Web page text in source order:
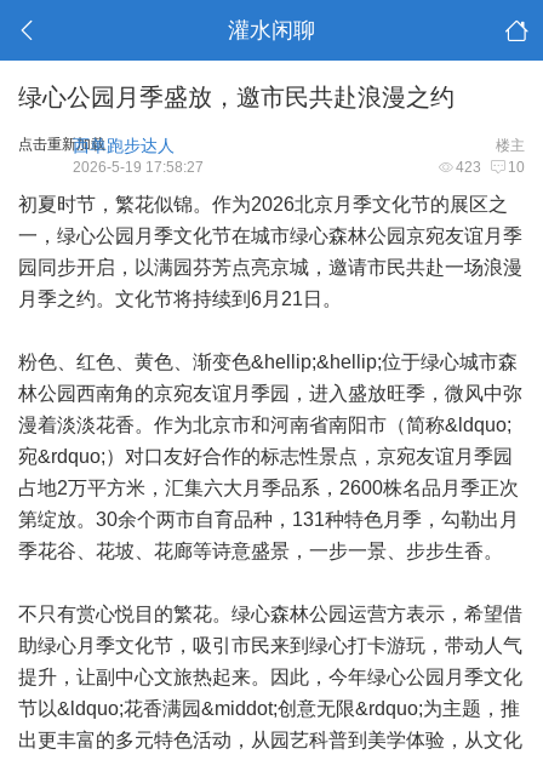
灌水闲聊
绿心公园月季盛放，邀市民共赴浪漫之约
点击重新加载 楼主
西单跑步达人
423 10
2026-5-19 17:58:27
初夏时节，繁花似锦。作为2026北京月季文化节的展区之
一，绿心公园月季文化节在城市绿心森林公园京宛友谊月季
园同步开启，以满园芬芳点亮京城，邀请市民共赴一场浪漫
月季之约。文化节将持续到6月21日。
粉色、红色、黄色、渐变色&hellip;&hellip;位于绿心城市森
林公园西南角的京宛友谊月季园，进入盛放旺季，微风中弥
漫着淡淡花香。作为北京市和河南省南阳市（简称&ldquo;
宛&rdquo;）对口友好合作的标志性景点，京宛友谊月季园
占地2万平方米，汇集六大月季品系，2600株名品月季正次
第绽放。30余个两市自育品种，131种特色月季，勾勒出月
季花谷、花坡、花廊等诗意盛景，一步一景、步步生香。
不只有赏心悦目的繁花。绿心森林公园运营方表示，希望借
助绿心月季文化节，吸引市民来到绿心打卡游玩，带动人气
提升，让副中心文旅热起来。因此，今年绿心公园月季文化
节以&ldquo;花香满园&middot;创意无限&rdquo;为主题，推
出更丰富的多元特色活动，从园艺科普到美学体验，从文化